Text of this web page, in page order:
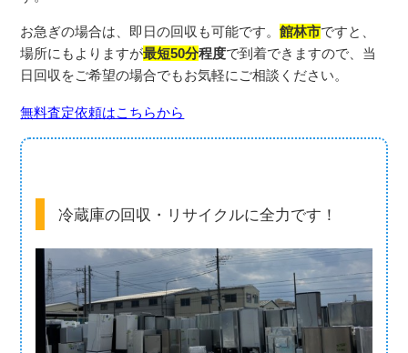
お急ぎの場合は、即日の回収も可能です。館林市ですと、
場所にもよりますが最短50分程度で到着できますので、 当
日回収をご希望の場合でもお気軽にご相談ください。
無料査定依頼はこちらから
冷蔵庫の回収・リサイクルに全力です！